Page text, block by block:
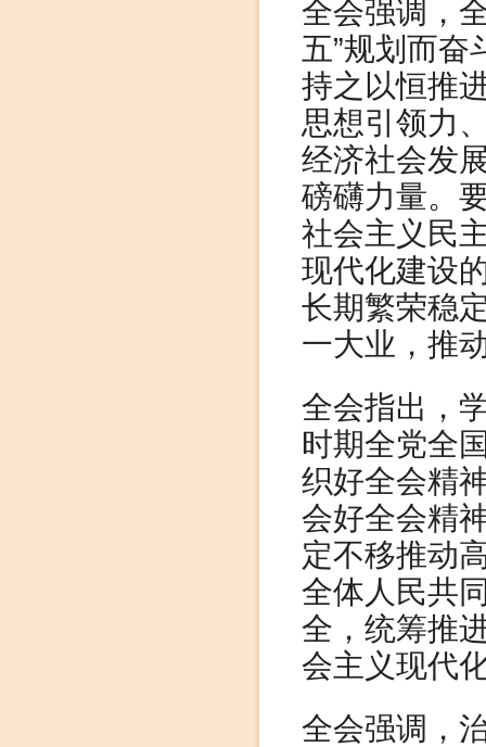
全会强调，
五”规划而奋
持之以恒推
思想引领力
经济社会发
磅礴力量。
社会主义民
现代化建设
长期繁荣稳
一大业，推
全会指出，
时期全党全
织好全会精
会好全会精
定不移推动
全体人民共
全，统筹推
会主义现代
全会强调，